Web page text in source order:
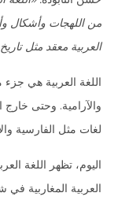
من اللهجات وأشكال
العربية معقد مثل
اللغة العربية هي جزء
والآرامية. وحتى
لغات مثل الفارسية
اليوم، تظهر اللغة
العربية المغاربية في